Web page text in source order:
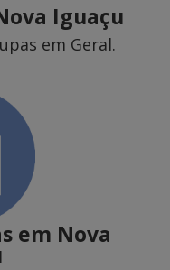
Iguaçu
em Geral.
em Nova